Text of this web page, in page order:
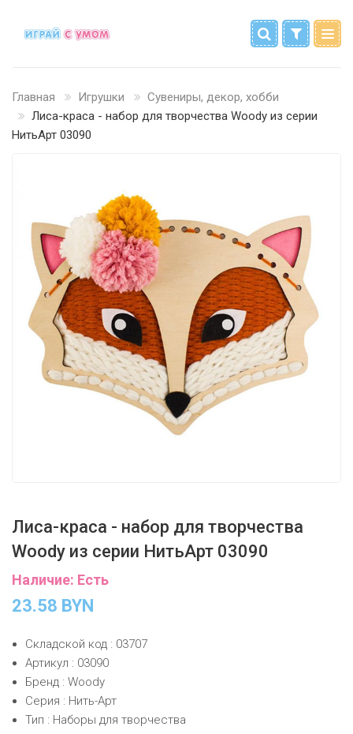
Главная Игрушки
Сувениры, декор, хобби
Лиса-краса - набор для творчества Woody из серии
НитьАрт 03090
Лиса-краса - набор для творчества
Woody из серии НитьАрт 03090
Наличие: Есть
23.58 BYN
Складской код : 03707
Артикул : 03090
Бренд : Woody
Серия : Нить-Арт
Тип : Наборы для творчества